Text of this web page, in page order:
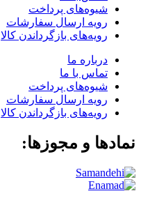
شیوه‌های پرداخت
رویه ارسال سفارشات
رویه‌های بازگرداندن کالا
درباره ما
تماس با ما
شیوه‌های پرداخت
رویه ارسال سفارشات
رویه‌های بازگرداندن کالا
نمادها و مجوزها: